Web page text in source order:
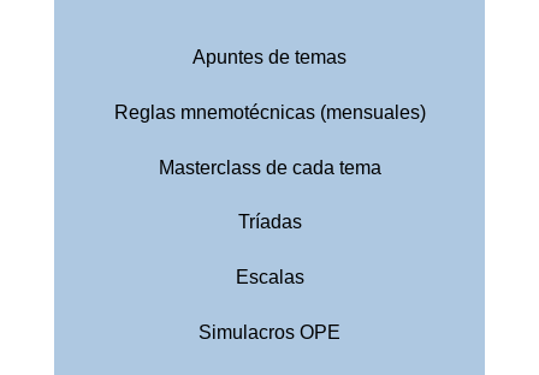
Apuntes de temas
Reglas mnemotécnicas (mensuales)
Masterclass de cada tema
Tríadas
Escalas
Simulacros OPE